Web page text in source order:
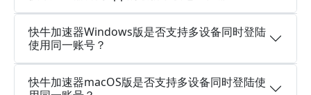
快牛加速器Windows版是否支持多设备同时登陆
使用同一账号？
快牛加速器macOS版是否支持多设备同时登陆使